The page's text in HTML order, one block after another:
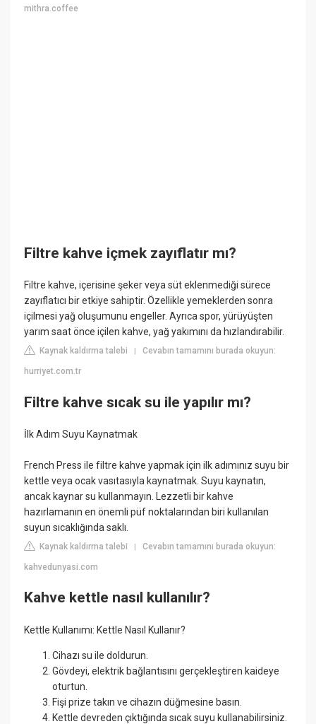
mithra.coffee
Filtre kahve içmek zayıflatır mı?
Filtre kahve, içerisine şeker veya süt eklenmediği sürece
zayıflatıcı bir etkiye sahiptir. Özellikle yemeklerden sonra
içilmesi yağ oluşumunu engeller. Ayrıca spor, yürüyüşten
yarım saat önce içilen kahve, yağ yakımını da hızlandırabilir.
Kaynak kaldırma talebi |Cevabın tamamını burada okuyun:
hurriyet.com.tr
Filtre kahve sıcak su ile yapılır mı?
İlk Adım Suyu Kaynatmak
French Press ile filtre kahve yapmak için ilk adımınız suyu bir
kettle veya ocak vasıtasıyla kaynatmak. Suyu kaynatın,
ancak kaynar su kullanmayın. Lezzetli bir kahve
hazırlamanın en önemli püf noktalarından biri kullanılan
suyun sıcaklığında saklı.
Kaynak kaldırma talebi |Cevabın tamamını burada okuyun:
kahvedunyasi.com
Kahve kettle nasıl kullanılır?
Kettle Kullanımı: Kettle Nasıl Kullanır?
Cihazı su ile doldurun.
Gövdeyi, elektrik bağlantısını gerçekleştiren kaideye
oturtun.
Fişi prize takın ve cihazın düğmesine basın.
Kettle devreden çıktığında sıcak suyu kullanabilirsiniz.